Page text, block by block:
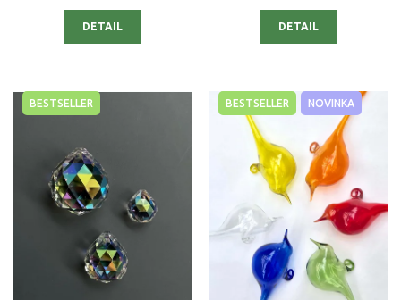
DETAIL DETAIL
BESTSELLER BESTSELLER NOVINKA